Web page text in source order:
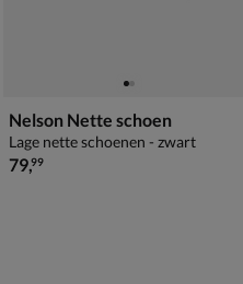
Nelson Nette schoen
Lage nette schoenen - zwart
€ 79,99
79,99